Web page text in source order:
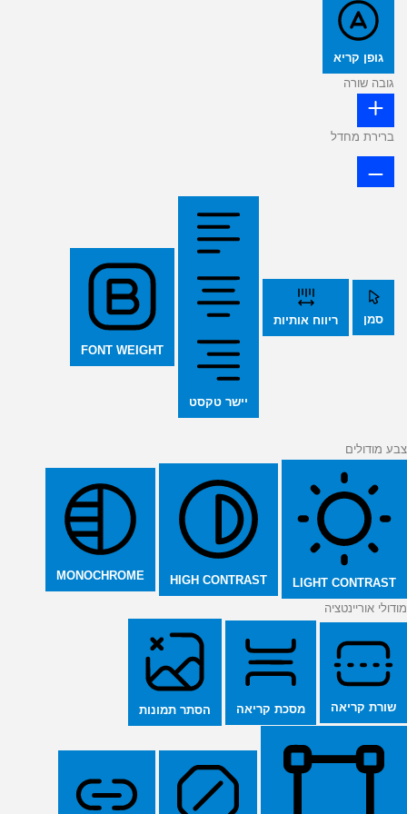
גופן קריא
גובה שורה
ברירת מחדל
סמן ריווח אותיות
יישר טקסט
FONT WEIGHT
צבע מודולים
LIGHT CONTRAST
HIGH CONTRAST
MONOCHROME
מודולי אוריינטציה
שורת קריאה מסכת קריאה הסתר תמונות